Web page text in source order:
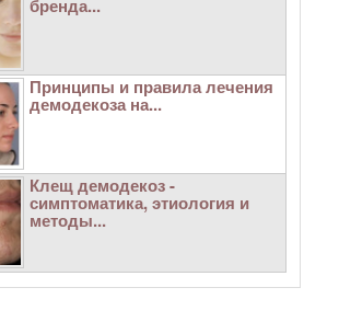
бренда...
Принципы и правила лечения
демодекоза на...
Клещ демодекоз -
симптоматика, этиология и
методы...